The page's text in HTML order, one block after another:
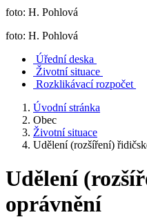
foto: H. Pohlová
foto: H. Pohlová
Úřední deska
Životní situace
Rozklikávací rozpočet
Úvodní stránka
Obec
Životní situace
Udělení (rozšíření)
Udělení
oprávnění